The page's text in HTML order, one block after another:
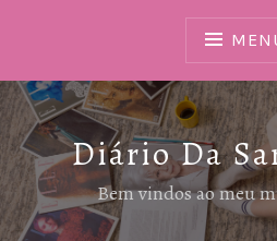
Diário Da
Bem vindos ao meu